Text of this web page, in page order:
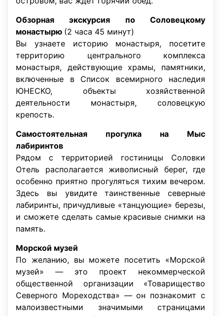
Обзорная экскурсия по Соловецкому
монастырю (2 часа 45 минут)
Вы узнаете историю монастыря, посетите
территорию центрального комплекса
монастыря, действующие храмы, памятники,
включенные в Список всемирного наследия
ЮНЕСКО, объекты хозяйственной
деятельности монастыря, соловецкую
крепость.
Самостоятельная прогулка на Мыс
лабиринтов
Рядом с территорией гостиницы Соловки
Отель располагается живописный берег, где
особенно приятно прогуляться тихим вечером.
Здесь вы увидите таинственные северные
лабиринты, причудливые «танцующие» березы,
и сможете сделать самые красивые снимки на
память.
Морской музей
По желанию, вы можете посетить «Морской
музей» — это проект некоммерческой
общественной организации «Товарищество
Северного Мореходства» — он познакомит с
малоизвестными значимыми страницами